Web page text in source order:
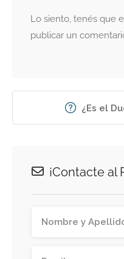
Lo siento, tenés que
publicar un
¿Es el
¡Contacte al